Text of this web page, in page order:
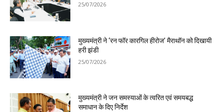
25/07/2026
मुख्यमंत्री ने ‘रन फॉर कारगिल हीरोज’ मैराथॉन को दिखायी
हरी झंडी
25/07/2026
मुख्यमंत्री ने जन समस्याओं के त्वरित एवं समयबद्ध
समाधान के दिए निर्देश